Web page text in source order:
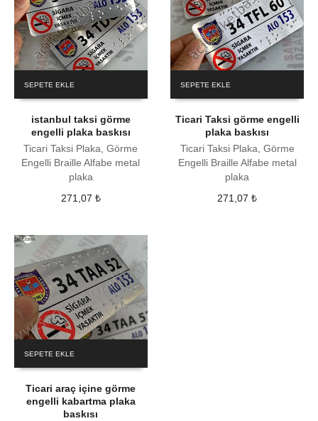
SEPETE EKLE
istanbul taksi görme
engelli plaka baskısı
Ticari Taksi Plaka, Görme
Engelli Braille Alfabe metal
plaka
271,07 ₺
SEPETE EKLE
Ticari Taksi görme engelli
plaka baskısı
Ticari Taksi Plaka, Görme
Engelli Braille Alfabe metal
plaka
271,07₺
SEPETE EKLE
Ticari araç içine görme
engelli kabartma plaka
baskısı